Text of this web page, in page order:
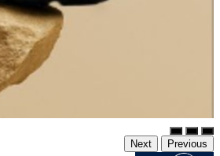
Previous
Next